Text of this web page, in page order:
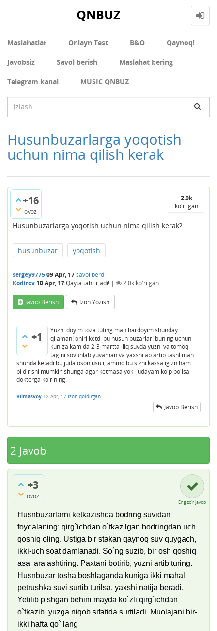
QNBUZ
Maslahatlar Onlayn Test В&О Qaynoq!
Javobsiz Savol berish Maslahat bering
Telegram kanal MUSIC QNBUZ
Husunbuzarlarga yoqotish
uchun nima qilish kerak
+16
ovoz
2.0k
ko'rilgan
Husunbuzarlarga yoqotish uchun nima qilish kerak?
husunbuzar yoqotish
sergey977509 Apr, 17savol berdi
Kodirov 10 Apr, 17Qayta tahrirladi! | 2.0k ko'rilgan
Javob Berish Izoh Yozish
+1
Yuzni doyim toza tuting man hardoyim shunday
qilaman! ohiri ketdi bu husun buzarlar! buning uchun
kuniga kamida 2-3 martta iliq suvda yuzni va tomoq
tagini sovunlab yuvaman va yaxshilab artib tashliman
shunda ketadi bu juda oson usuli, ammo bu sizni kassaligizniham
bildirishi mumkin shunga agar ketmasa yoki judayam ko'p bo'lsa
doktorga ko'rining.
Bilmasvoy 12 Apr, 17 Izoh qoldirgan
Javob Berish
2 Javob
+3
ovoz
Eng zo'r javob
Husnbuzarlarni ketkazishda bodring suvidan
foydalaning: qirg`ichdan o`tkazilgan bodringdan uch
qoshiq oling. Ustiga bir stakan qaynoq suv quygach,
ikki-uch soat damlanadi. So`ng suzib, bir osh qoshiq
asal aralashtiring. Paxtani botirib, yuzni artib turing.
Husnbuzar tosha boshlaganda kuniga ikki mahal
petrushka suvi surtib turilsa, yaxshi natija beradi.
Yetilib pishgan behini mayda ko`zli qirg`ichdan
o`tkazib, yuzga niqob sifatida surtiladi. Muolajani bir-
ikki hafta qo`llang